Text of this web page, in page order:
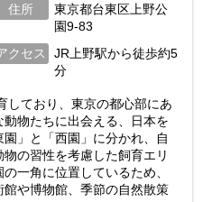
住所
東京都台東区上野公
園9-83
クセス
JR上野駅から徒歩約5
分
しており、東京の都心部にあ
物たちに出会える、日本を
」と「西園」に分かれ、自
の習性を考慮した飼育エリ
一角に位置しているため、
や博物館、季節の自然散策